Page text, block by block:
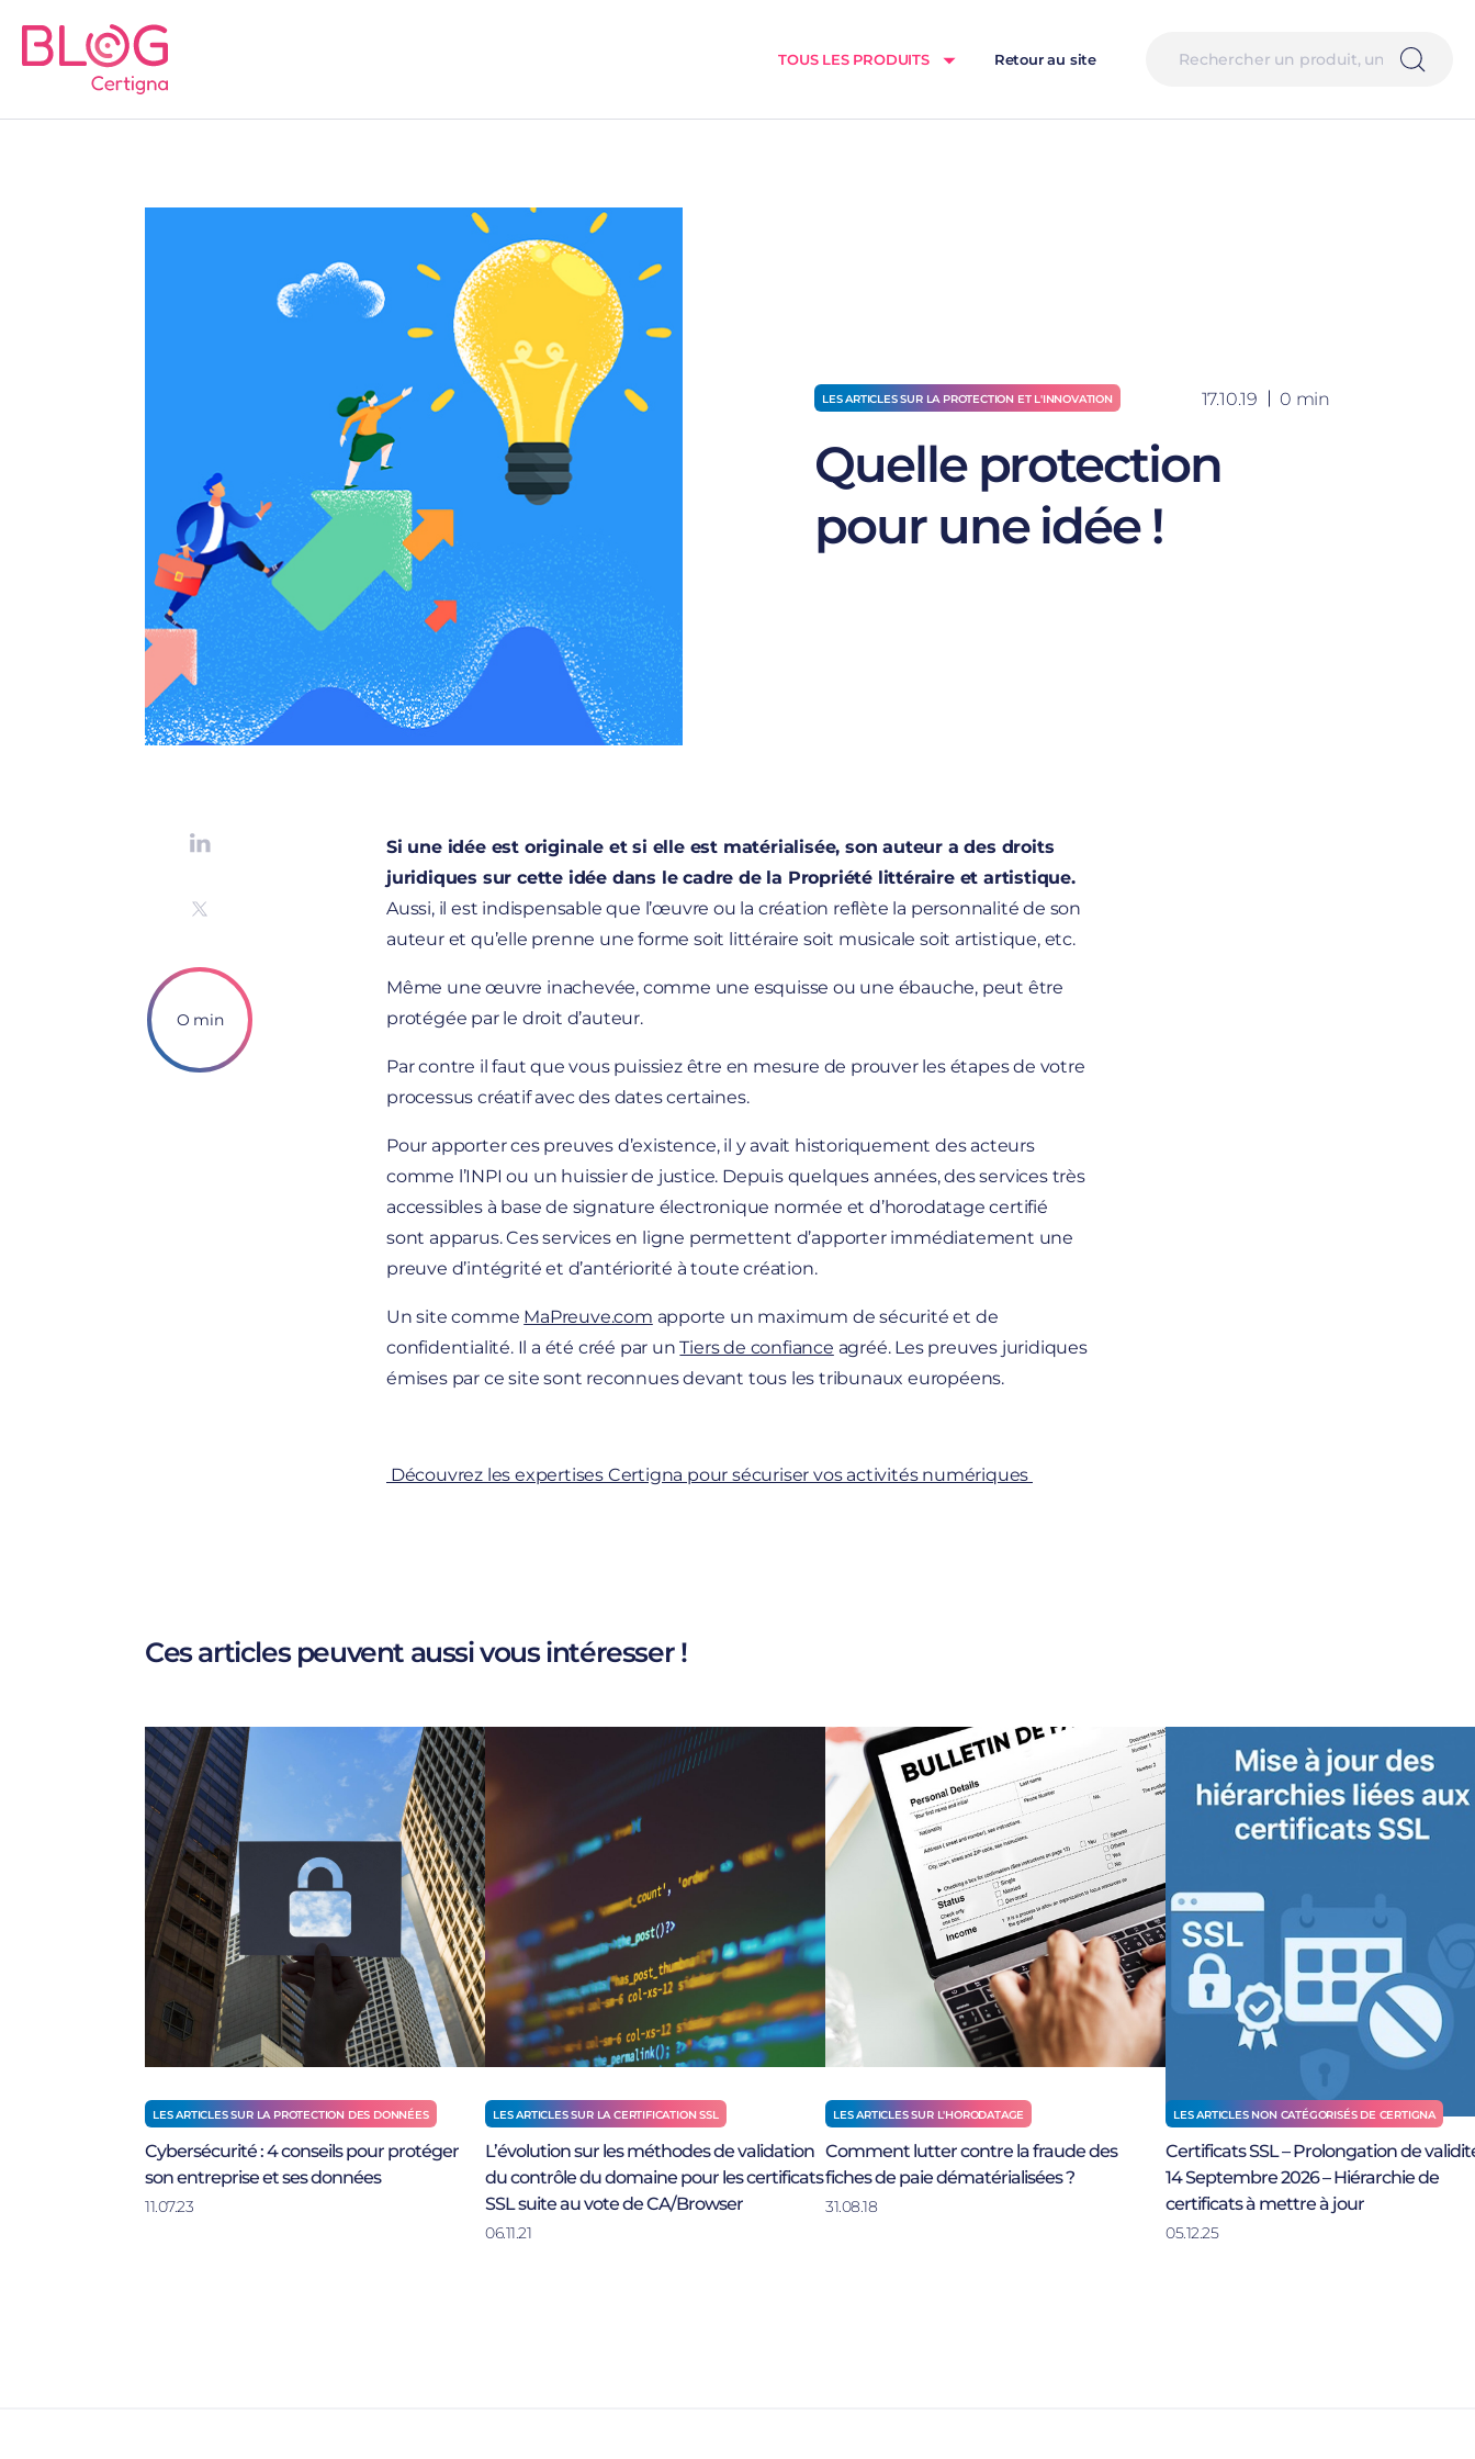
TOUS LES PRODUITS Retour au site
LES ARTICLES SUR LA PROTECTION ET L'INNOVATION 17.10.19 0 min
Quelle protection
pour une idée !
O min
Si une idée est originale et si elle est matérialisée, son auteur a des droits
juridiques sur cette idée dans le cadre de la Propriété littéraire et artistique.
Aussi, il est indispensable que l’œuvre ou la création reflète la personnalité de son
auteur et qu’elle prenne une forme soit littéraire soit musicale soit artistique, etc.
Même une œuvre inachevée, comme une esquisse ou une ébauche, peut être
protégée par le droit d’auteur.
Par contre il faut que vous puissiez être en mesure de prouver les étapes de votre
processus créatif avec des dates certaines.
Pour apporter ces preuves d’existence, il y avait historiquement des acteurs
comme l’INPI ou un huissier de justice. Depuis quelques années, des services très
accessibles à base de signature électronique normée et d’horodatage certifié
sont apparus. Ces services en ligne permettent d’apporter immédiatement une
preuve d’intégrité et d’antériorité à toute création.
Un site comme MaPreuve.com apporte un maximum de sécurité et de
confidentialité. Il a été créé par unTiers de confiance agréé. Les preuves juridiques
émises par ce site sont reconnues devant tous les tribunaux européens.
Découvrez les expertises Certigna pour sécuriser vos activités numériques
Ces articles peuvent aussi vous intéresser !
LES ARTICLES SUR LA PROTECTION DES DONNÉES
Cybersécurité : 4 conseils pour protéger
son entreprise et ses données
11.07.23
LES ARTICLES SUR LA CERTIFICATION SSL
L’évolution sur les méthodes de validation
du contrôle du domaine pour les certificats
SSL suite au vote de CA/Browser
06.11.21
LES ARTICLES SUR L'HORODATAGE
Comment lutter contre la fraude des
fiches de paie dématérialisées ?
31.08.18
LES ARTICLES NON CATÉGORISÉS DE CERTIGNA
Certificats SSL – Prolongation de
14 Septembre 2026 – Hiérarchie de
certificats à mettre à jour
05.12.25